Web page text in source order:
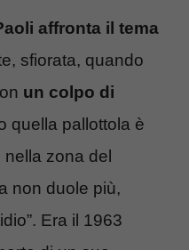
affronta il tema
sfiorata, quando
un colpo di
quella pallottola è
zona del
non duole più,
Era il 1963